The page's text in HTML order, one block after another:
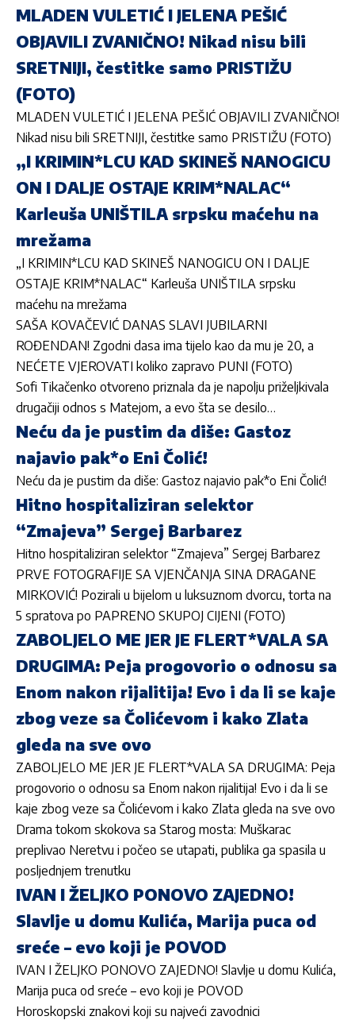
MLADEN VULETIĆ I JELENA PEŠIĆ
OBJAVILI ZVANIČNO! Nikad nisu bili
SRETNIJI, čestitke samo PRISTIŽU
(FOTO)
MLADEN VULETIĆ I JELENA PEŠIĆ OBJAVILI ZVANIČNO!
Nikad nisu bili SRETNIJI, čestitke samo PRISTIŽU (FOTO)
„I KRIMIN*LCU KAD SKINEŠ NANOGICU
ON I DALJE OSTAJE KRIM*NALAC“
Karleuša UNIŠTILA srpsku maćehu na
mrežama
„I KRIMIN*LCU KAD SKINEŠ NANOGICU ON I DALJE
OSTAJE KRIM*NALAC“ Karleuša UNIŠTILA srpsku
maćehu na mrežama
SAŠA KOVAČEVIĆ DANAS SLAVI JUBILARNI
ROĐENDAN! Zgodni dasa ima tijelo kao da mu je 20, a
NEĆETE VJEROVATI koliko zapravo PUNI (FOTO)
Sofi Tikačenko otvoreno priznala da je napolju priželjkivala
drugačiji odnos s Matejom, a evo šta se desilo…
Neću da je pustim da diše: Gastoz
najavio pak*o Eni Čolić!
Neću da je pustim da diše: Gastoz najavio pak*o Eni Čolić!
Hitno hospitaliziran selektor
“Zmajeva” Sergej Barbarez
Hitno hospitaliziran selektor “Zmajeva” Sergej Barbarez
PRVE FOTOGRAFIJE SA VJENČANJA SINA DRAGANE
MIRKOVIĆ! Pozirali u bijelom u luksuznom dvorcu, torta na
5 spratova po PAPRENO SKUPOJ CIJENI (FOTO)
ZABOLJELO ME JER JE FLERT*VALA SA
DRUGIMA: Peja progovorio o odnosu sa
Enom nakon rijalitija! Evo i da li se kaje
zbog veze sa Čolićevom i kako Zlata
gleda na sve ovo
ZABOLJELO ME JER JE FLERT*VALA SA DRUGIMA: Peja
progovorio o odnosu sa Enom nakon rijalitija! Evo i da li se
kaje zbog veze sa Čolićevom i kako Zlata gleda na sve ovo
Drama tokom skokova sa Starog mosta: Muškarac
preplivao Neretvu i počeo se utapati, publika ga spasila u
posljednjem trenutku
IVAN I ŽELJKO PONOVO ZAJEDNO!
Slavlje u domu Kulića, Marija puca od
sreće – evo koji je POVOD
IVAN I ŽELJKO PONOVO ZAJEDNO! Slavlje u domu Kulića,
Marija puca od sreće – evo koji je POVOD
Horoskopski znakovi koji su najveći zavodnici